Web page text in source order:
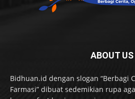
ABOUT US
Bidhuan.id dengan slogan “Berbagi
Farmasi” dibuat sedemikian rupa